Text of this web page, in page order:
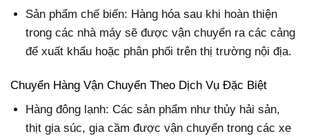
Sản phẩm chế biến: Hàng hóa sau khi hoàn thiện
trong các nhà máy sẽ được vận chuyển ra các cảng
để xuất khẩu hoặc phân phối trên thị trường nội địa.
Chuyển Hàng Vận Chuyển Theo Dịch Vụ Đặc Biệt
Hàng đông lạnh: Các sản phẩm như thủy hải sản,
thịt gia súc, gia cầm được vận chuyển trong các xe